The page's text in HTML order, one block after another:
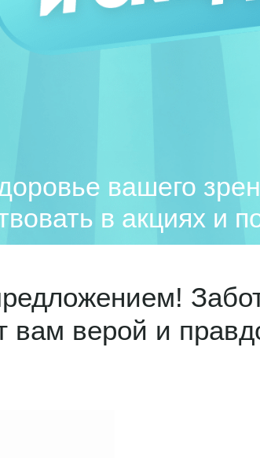
вашего
в акциях и
вам верой и